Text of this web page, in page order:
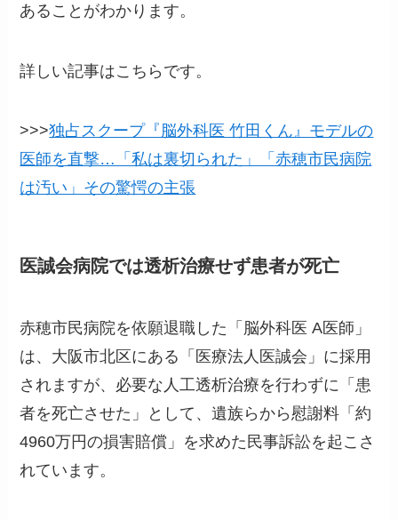
あることがわかります。
詳しい記事はこちらです。
>>>独占スクープ『脳外科医 竹田くん』モデルの
医師を直撃…「私は裏切られた」「赤穂市民病院
は汚い」その驚愕の主張
医誠会病院では透析治療せず患者が死亡
赤穂市民病院を依願退職した「脳外科医 A医師」
は、大阪市北区にある「医療法人医誠会」に採用
されますが、必要な人工透析治療を行わずに「患
者を死亡させた」として、遺族らから慰謝料「約
4960万円の損害賠償」を求めた民事訴訟を起こさ
れています。